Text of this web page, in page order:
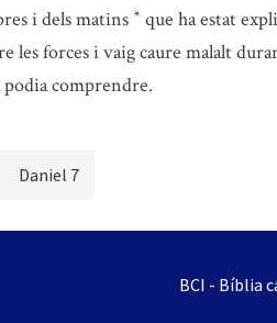
i dels matins * que ha estat
les forces i vaig caure malalt
podia comprendre.
Daniel 7
BCI - Bíblia